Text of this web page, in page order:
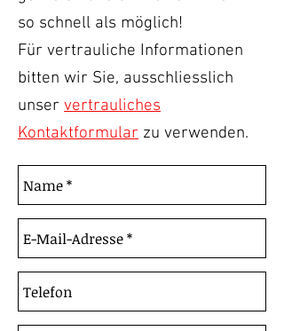
so schnell als möglich!
Für vertrauliche Informationen
bitten wir Sie, ausschliesslich
unser vertrauliches
Kontaktformular zu verwenden.